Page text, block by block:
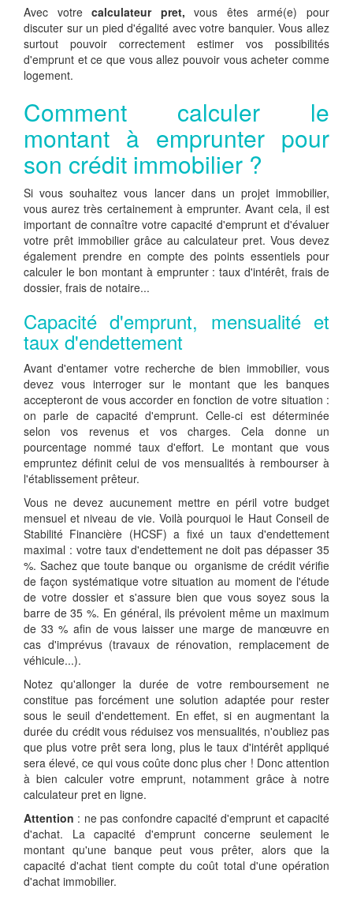
Avec votrecalculateur pret,vous êtes armé(e) pour
discuter sur un pied d'égalité avec votre banquier. Vous allez
surtout pouvoir correctement estimer vos possibilités
d'emprunt et ce que vous allez pouvoir vous acheter comme
logement.
Comment calculer le
montant à emprunter pour
son crédit immobilier ?
Si vous souhaitez vous lancer dans un projet immobilier,
vous aurez très certainement à emprunter. Avant cela, il est
important de connaître votre capacité d'emprunt et d'évaluer
votre prêt immobilier grâce au calculateur pret. Vous devez
également prendre en compte des points essentiels pour
calculer le bon montant à emprunter : taux d'intérêt, frais de
dossier, frais de notaire...
Capacité d'emprunt, mensualité et
taux d'endettement
Avant d'entamer votre recherche de bien immobilier, vous
devez vous interroger sur le montant que les banques
accepteront de vous accorder en fonction de votre situation :
on parle de capacité d'emprunt. Celle-ci est déterminée
selon vos revenus et vos charges. Cela donne un
pourcentage nommé taux d'effort. Le montant que vous
empruntez définit celui de vos mensualités à rembourser à
l'établissement prêteur.
Vous ne devez aucunement mettre en péril votre budget
mensuel et niveau de vie. Voilà pourquoi le Haut Conseil de
Stabilité Financière (HCSF) a fixé un taux d'endettement
maximal : votre taux d'endettement ne doit pas dépasser 35
%. Sachez que toute banque ou organisme de crédit vérifie
de façon systématique votre situation au moment de l'étude
de votre dossier et s'assure bien que vous soyez sous la
barre de 35 %. En général, ils prévoient même un maximum
de 33 % afin de vous laisser une marge de manœuvre en
cas d'imprévus (travaux de rénovation, remplacement de
véhicule...).
Notez qu'allonger la durée de votre remboursement ne
constitue pas forcément une solution adaptée pour rester
sous le seuil d'endettement. En effet, si en augmentant la
durée du crédit vous réduisez vos mensualités, n'oubliez pas
que plus votre prêt sera long, plus le taux d'intérêt appliqué
sera élevé, ce qui vous coûte donc plus cher ! Donc attention
à bien calculer votre emprunt, notamment grâce à notre
calculateur pret en ligne.
Attention : ne pas confondre capacité d'emprunt et capacité
d'achat. La capacité d'emprunt concerne seulement le
montant qu'une banque peut vous prêter, alors que la
capacité d'achat tient compte du coût total d'une opération
d'achat immobilier.